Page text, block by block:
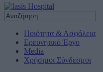
Ποιότητα & Ασφάλεια
Ερευνητικό Έργο
Media
Χρήσιμοι Σύνδεσμοι